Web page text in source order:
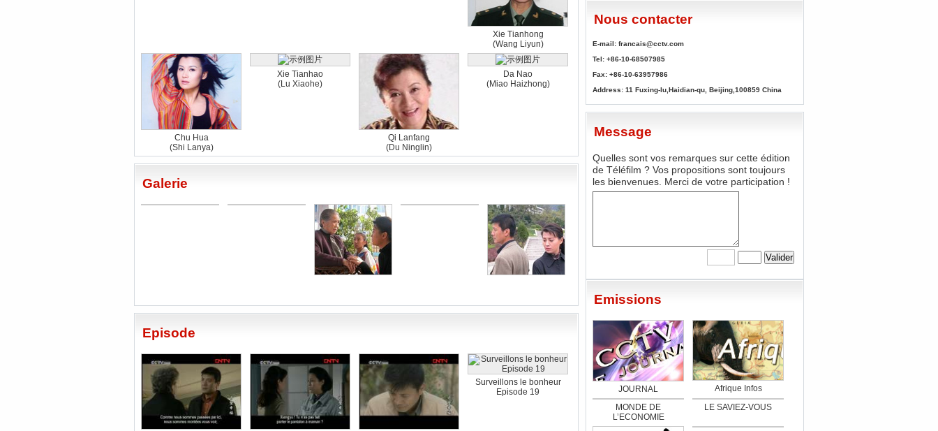
Xie Tianhong
(Wang Liyun)
Chu Hua
(Shi Lanya)
Xie Tianhao
(Lu Xiaohe)
Qi Lanfang
(Du Ninglin)
Da Nao
(Miao Haizhong)
Galerie
Episode
Surveillons le bonheur
Episode 19
Nous contacter
E-mail: francais@cctv.com
Tel: +86-10-68507985
Fax: +86-10-63957986
Address: 11 Fuxing-lu,Haidian-qu, Beijing,100859 China
Message
Quelles sont vos remarques sur cette édition
de Téléfilm ? Vos propositions sont toujours
les bienvenues. Merci de votre participation !
Emissions
JOURNAL
Afrique Infos
MONDE DE
L’ECONOMIE
LE SAVIEZ-VOUS